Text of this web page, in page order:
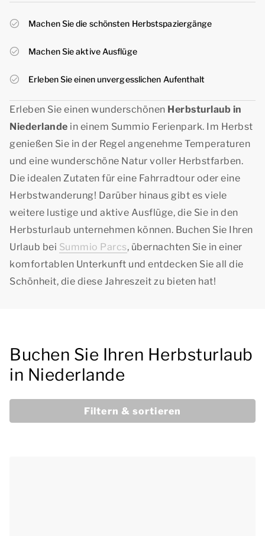
Machen Sie die schönsten Herbstspaziergänge
Machen Sie aktive Ausflüge
Erleben Sie einen unvergesslichen Aufenthalt
Erleben Sie einen wunderschönen Herbsturlaub in
Niederlande in einem Summio Ferienpark. Im Herbst
genießen Sie in der Regel angenehme Temperaturen
und eine wunderschöne Natur voller Herbstfarben.
Die idealen Zutaten für eine Fahrradtour oder eine
Herbstwanderung! Darüber hinaus gibt es viele
weitere lustige und aktive Ausflüge, die Sie in den
Herbsturlaub unternehmen können. Buchen Sie Ihren
Urlaub bei Summio Parcs, übernachten Sie in einer
komfortablen Unterkunft und entdecken Sie all die
Schönheit, die diese Jahreszeit zu bieten hat!
Buchen Sie Ihren Herbsturlaub
in Niederlande
Filtern & sortieren